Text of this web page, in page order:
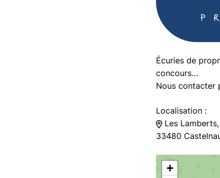
Écuries de
concours…
Nous contacter
Localisation :
Les Lamberts,
33480
+